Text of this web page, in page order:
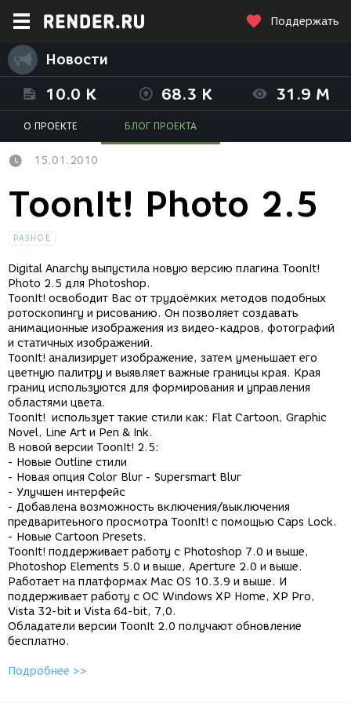
Поддержать
Новости
10.0 K 68.3 K 31.9 M
О ПРОЕКТЕ БЛОГ ПРОЕКТА
15.01.2010
ToonIt! Photo 2.5
РАЗНОЕ
Digital Anarchy выпустила новую версию плагина ToonIt!
Photo 2.5 для Photoshop.
ToonIt! освободит Вас от трудоёмких методов подобных
ротоскопингу и рисованию. Он позволяет создавать
анимационные изображения из видео-кадров, фотографий
и статичных изображений.
ToonIt! анализирует изображение, затем уменьшает его
цветную палитру и выявляет важные границы края. Края
границ используются для формирования и управления
областями цвета.
ToonIt! использует такие стили как: Flat Cartoon, Graphic
Novel, Line Art и Pen & Ink.
В новой версии ToonIt! 2.5:
- Новые Outline стили
- Новая опция Color Blur - Supersmart Blur
- Улучшен интерфейс
- Добавлена возможность включения/выключения
предваритеьного просмотра ToonIt! с помощью Caps Lock.
- Новые Cartoon Presets.
ToonIt! поддерживает работу с Photoshop 7.0 и выше,
Photoshop Elements 5.0 и выше, Aperture 2.0 и выше.
Работает на платформах Mac OS 10.3.9 и выше. И
поддерживает работу с ОС Windows XP Home, XP Pro,
Vista 32-bit и Vista 64-bit, 7,0.
Обладатели версии ToonIt 2.0 получают обновление
бесплатно.
Подробнее >>